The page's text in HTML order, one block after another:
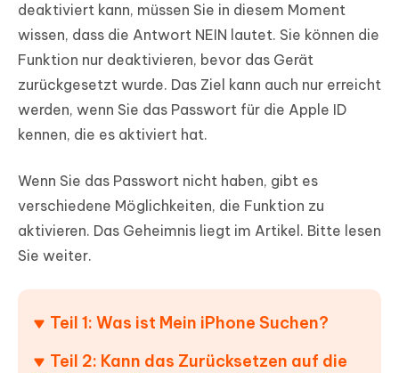
deaktiviert kann, müssen Sie in diesem Moment
wissen, dass die Antwort NEIN lautet. Sie können die
Funktion nur deaktivieren, bevor das Gerät
zurückgesetzt wurde. Das Ziel kann auch nur erreicht
werden, wenn Sie das Passwort für die Apple ID
kennen, die es aktiviert hat.
Wenn Sie das Passwort nicht haben, gibt es
verschiedene Möglichkeiten, die Funktion zu
aktivieren. Das Geheimnis liegt im Artikel. Bitte lesen
Sie weiter.
Teil 1: Was ist Mein iPhone Suchen?
Teil 2: Kann das Zurücksetzen auf die